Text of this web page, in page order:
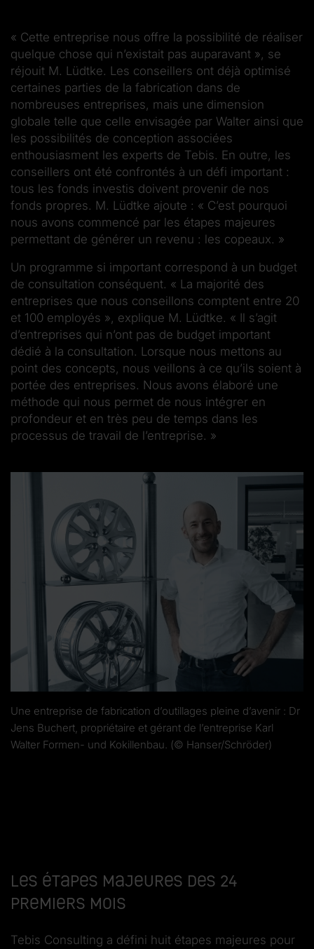
« Cette entreprise nous offre la possibilité de réaliser
quelque chose qui n’existait pas auparavant », se
réjouit M. Lüdtke. Les conseillers ont déjà optimisé
certaines parties de la fabrication dans de
nombreuses entreprises, mais une dimension
globale telle que celle envisagée par Walter ainsi que
les possibilités de conception associées
enthousiasment les experts de Tebis. En outre, les
conseillers ont été confrontés à un défi important :
tous les fonds investis doivent provenir de nos
fonds propres. M. Lüdtke ajoute : « C’est pourquoi
nous avons commencé par les étapes majeures
permettant de générer un revenu : les copeaux. »
Un programme si important correspond à un budget
de consultation conséquent. « La majorité des
entreprises que nous conseillons comptent entre 20
et 100 employés », explique M. Lüdtke. « Il s’agit
d’entreprises qui n’ont pas de budget important
dédié à la consultation. Lorsque nous mettons au
point des concepts, nous veillons à ce qu’ils soient à
portée des entreprises. Nous avons élaboré une
méthode qui nous permet de nous intégrer en
profondeur et en très peu de temps dans les
processus de travail de l’entreprise. »
Une entreprise de fabrication d’outillages pleine d’avenir : Dr
Jens Buchert, propriétaire et gérant de l’entreprise Karl
Walter Formen- und Kokillenbau. (© Hanser/Schröder)
Les étapes majeures des 24
premiers mois
Tebis Consulting a défini huit étapes majeures pour